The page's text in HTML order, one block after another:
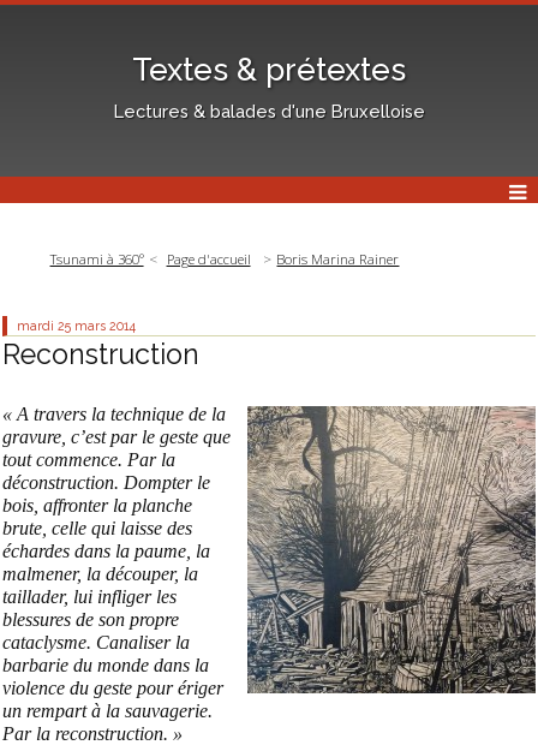
Textes & prétextes
Lectures & balades d'une Bruxelloise
Tsunami à 360° Page d'accueil Boris Marina Rainer
mardi 25 mars 2014
Reconstruction
« A travers la technique de la
gravure, c’est par le geste que
tout commence. Par la
déconstruction. Dompter le
bois, affronter la planche
brute, celle qui laisse des
échardes dans la paume, la
malmener, la découper, la
taillader, lui infliger les
blessures de son propre
cataclysme. Canaliser la
barbarie du monde dans la
violence du geste pour ériger
un rempart à la sauvagerie.
Par la reconstruction. »